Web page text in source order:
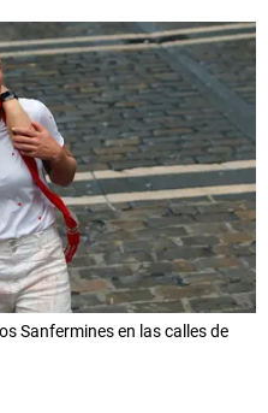
Sanfermines en las calles de